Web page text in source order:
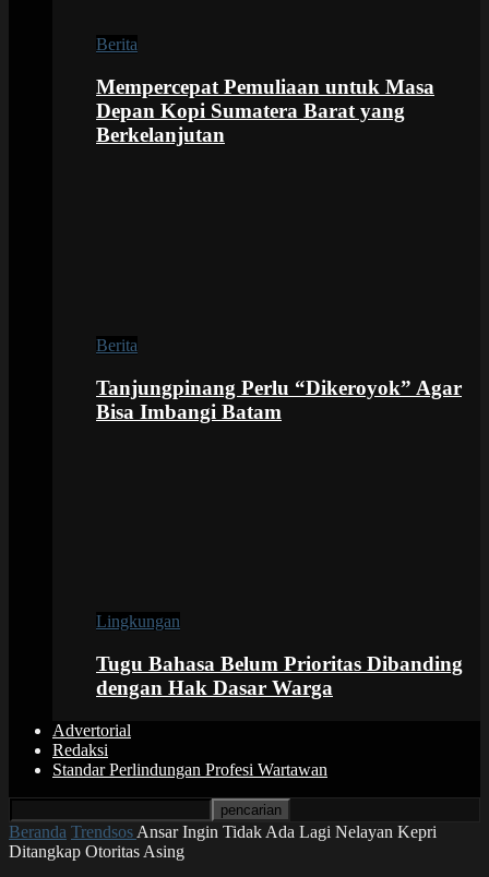
Berita
Mempercepat Pemuliaan untuk Masa
Depan Kopi Sumatera Barat yang
Berkelanjutan
Berita
Tanjungpinang Perlu “Dikeroyok” Agar
Bisa Imbangi Batam
Lingkungan
Tugu Bahasa Belum Prioritas Dibanding
dengan Hak Dasar Warga
Advertorial
Redaksi
Standar Perlindungan Profesi Wartawan
Beranda Trendsos Ansar Ingin Tidak Ada Lagi Nelayan Kepri
Ditangkap Otoritas Asing